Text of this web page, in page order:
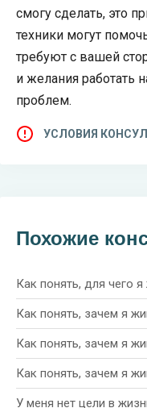
смогу сделать, это
техники могут
требуют с вашей
и желания работать
проблем.
УСЛОВИЯ
Похожие
Как понять, для чего я
Как понять, зачем я
Как понять, зачем я
Как понять, зачем я
У меня нет цели в